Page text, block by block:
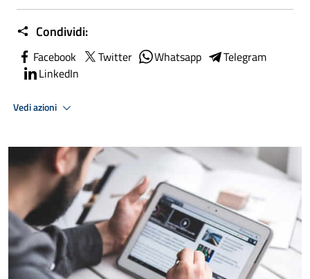
Condividi:
Facebook Twitter Whatsapp
Telegram
LinkedIn
Vedi azioni